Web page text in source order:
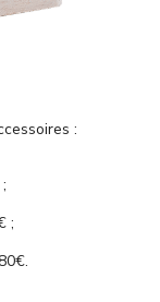
:
;